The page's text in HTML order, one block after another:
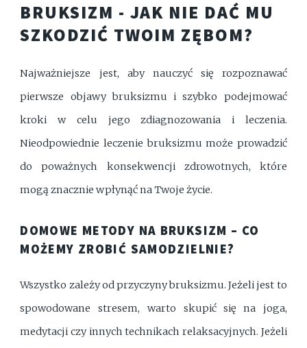
BRUKSIZM - JAK NIE DAĆ MU
SZKODZIĆ TWOIM ZĘBOM?
Najważniejsze jest, aby nauczyć się rozpoznawać
pierwsze objawy bruksizmu i szybko podejmować
kroki w celu jego zdiagnozowania i leczenia.
Nieodpowiednie leczenie bruksizmu może prowadzić
do poważnych konsekwencji zdrowotnych, które
mogą znacznie wpłynąć na Twoje życie.
DOMOWE METODY NA BRUKSIZM – CO
MOŻEMY ZROBIĆ SAMODZIELNIE?
Wszystko zależy od przyczyny bruksizmu. Jeżeli jest to
spowodowane stresem, warto skupić się na joga,
medytacji czy innych technikach relaksacyjnych. Jeżeli